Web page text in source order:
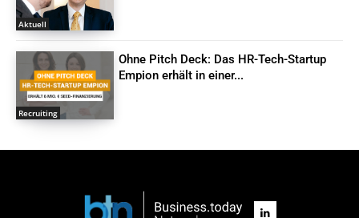
Aktuell
Recruiting
Ohne Pitch Deck: Das HR-Tech-Startup
Empion erhält in einer...